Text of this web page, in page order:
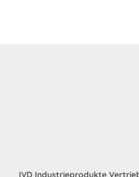
IVD Industrieprodukte